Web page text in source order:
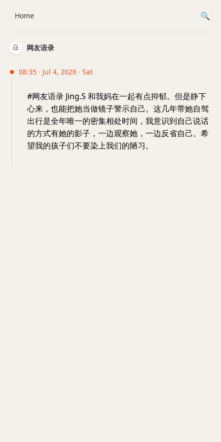
网友语录
08:35 · Jul 4, 2026 · Sat
#网友语录 Jing.S 和我妈在一起有点抑郁。但是静下
心来，也能把她当做镜子警示自己。这几年带她自驾
出行是全年唯一的密集相处时间，我意识到自己说话
的方式有她的影子，一边观察她，一边反省自己。希
望我的孩子们不要染上我们的陋习。
Home